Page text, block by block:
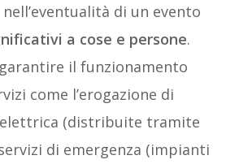
nell’eventualità di un evento
a cose e persone.
il funzionamento
come l’erogazione di
elettrica (distribuite tramite
di emergenza (impianti